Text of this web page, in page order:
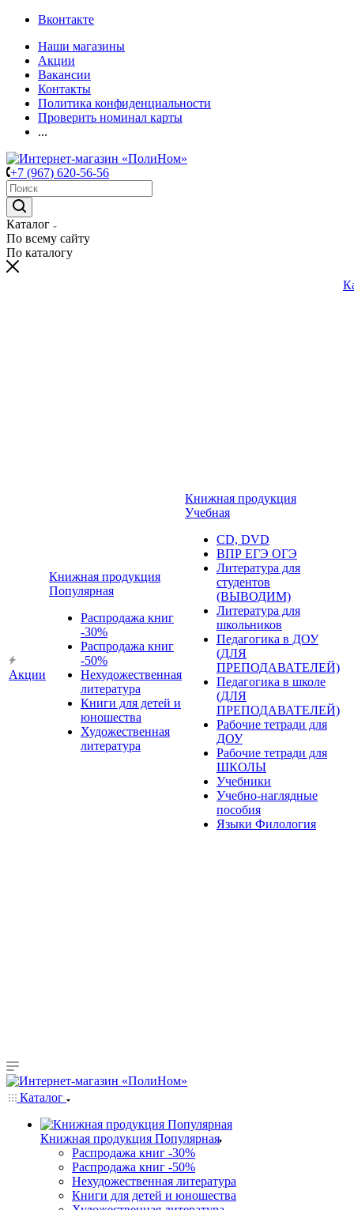
Вконтакте
Наши магазины
Акции
Вакансии
Контакты
Политика конфиденциальности
Проверить номинал карты
...
+7 (967) 620-56-56
Каталог
По всему сайту
По каталогу
Акции
Книжная продукция
Популярная
Распродажа книг
-30%
Распродажа книг
-50%
Нехудожественная
литература
Книги для детей и
юношества
Художественная
литература
Книжная продукция
Учебная
CD, DVD
ВПР ЕГЭ ОГЭ
Литература для
студентов
(ВЫВОДИМ)
Литература для
школьников
Педагогика в ДОУ
(ДЛЯ
ПРЕПОДАВАТЕЛЕЙ)
Педагогика в школе
(ДЛЯ
ПРЕПОДАВАТЕЛЕЙ)
Рабочие тетради для
ДОУ
Рабочие тетради для
ШКОЛЫ
Учебники
Учебно-наглядные
пособия
Языки Филология
Каталог
Книжная продукция Популярная
Распродажа книг -30%
Распродажа книг -50%
Нехудожественная литература
Книги для детей и юношества